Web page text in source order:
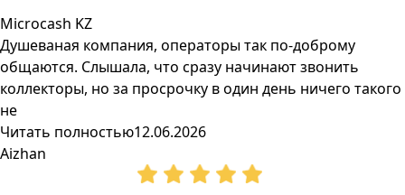
Microcash KZ
Душеваная компания, операторы так по-доброму
общаются. Слышала, что сразу начинают звонить
коллекторы, но за просрочку в один день ничего такого
не
Читать полностью12.06.2026
Aizhan